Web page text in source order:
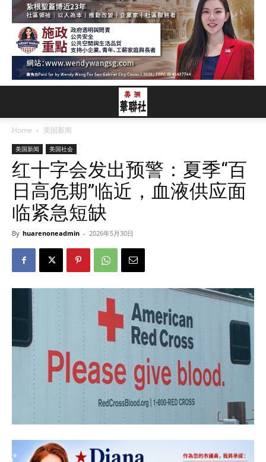
Home 美国新闻
美国新闻 美国社会
红十字会发出预警：夏季“百
日高危期”临近，血液供应面
临紧急短缺
By huarenoneadmin - 2026年5月30日